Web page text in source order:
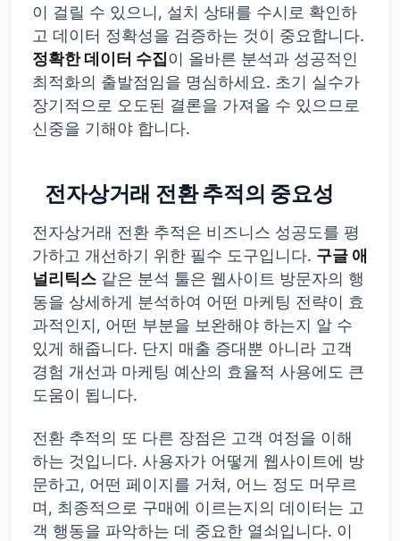
이 걸릴 수 있으니, 설치 상태를 수시로 확인하
고 데이터 정확성을 검증하는 것이 중요합니다.
정확한 데이터 수집이 올바른 분석과 성공적인
최적화의 출발점임을 명심하세요. 초기 실수가
장기적으로 오도된 결론을 가져올 수 있으므로
신중을 기해야 합니다.
전자상거래 전환 추적의 중요성
전자상거래 전환 추적은 비즈니스 성공도를 평
가하고 개선하기 위한 필수 도구입니다. 구글 애
널리틱스 같은 분석 툴은 웹사이트 방문자의 행
동을 상세하게 분석하여 어떤 마케팅 전략이 효
과적인지, 어떤 부분을 보완해야 하는지 알 수
있게 해줍니다. 단지 매출 증대뿐 아니라 고객
경험 개선과 마케팅 예산의 효율적 사용에도 큰
도움이 됩니다.
전환 추적의 또 다른 장점은 고객 여정을 이해
하는 것입니다. 사용자가 어떻게 웹사이트에 방
문하고, 어떤 페이지를 거쳐, 어느 정도 머무르
며, 최종적으로 구매에 이르는지의 데이터는 고
객 행동을 파악하는 데 중요한 열쇠입니다. 이